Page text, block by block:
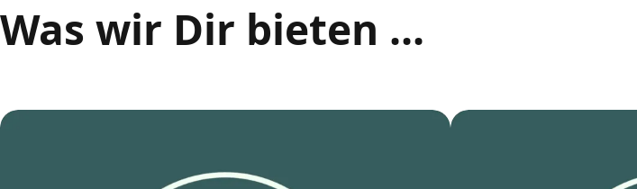
Was wir Dir bieten ...